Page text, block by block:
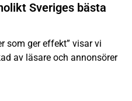
Sveriges bästa
som ger effekt” visar vi
av läsare och annonsörer